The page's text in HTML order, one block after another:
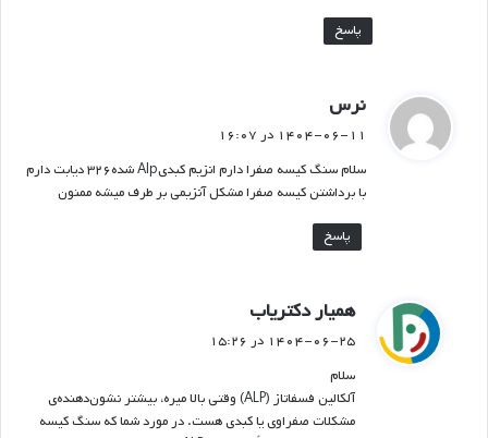
پاسخ
نرس
:
۱۴۰۴-۰۶-۱۱ در ۱۶:۰۷
سلام سنگ کیسه صفرا دارم انزیم کبدیAlp شده۳۲۶ دیابت دارم
با برداشتن کیسه صفرا مشکل آنزیمی بر طرف میشه ممنون
پاسخ
همیار دکتریاب
۱۴۰۴-۰۶-۲۵ در ۱۵:۲۶
سلام
آلکالین فسفاتاز (ALP) وقتی بالا میره، بیشتر نشون‌دهنده‌ی
مشکلات صفراوی یا کبدی هست. در مورد شما که سنگ کیسه